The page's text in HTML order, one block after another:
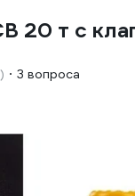
20 т с
3 вопроса